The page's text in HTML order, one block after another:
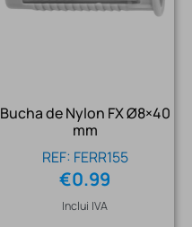
Bucha de Nylon FX Ø8×40
mm
REF: FERR155
€0.99
Inclui IVA